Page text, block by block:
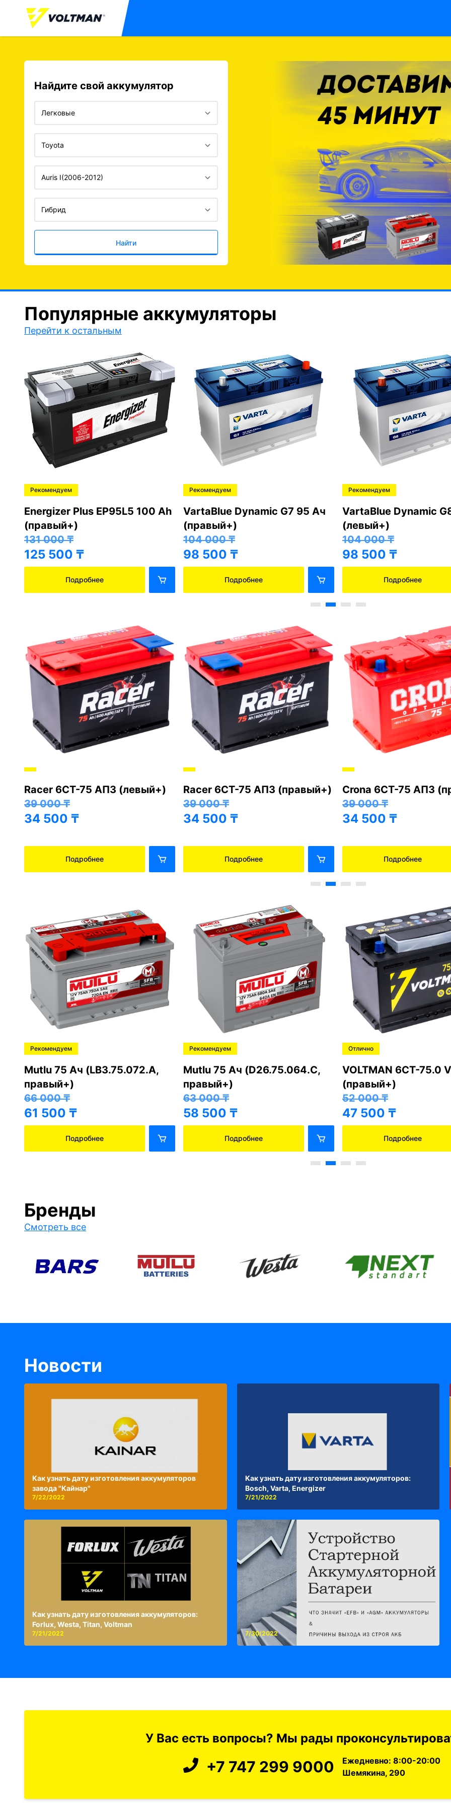
Найдите свой аккумулятор
Найти
Популярные аккумуляторы
Перейти к остальным
Рекомендуем
Energizer Plus EP95L5 100 Ah
(правый+)
131 000₸
125 500 ₸
Подробнее
Рекомендуем
VartaBlue Dynamic G7 95 Ач
(правый+)
104 000₸
98 500 ₸
Подробнее
Рекомендуем
VartaBlue Dynamic
(левый+)
104 000₸
98 500 ₸
Подробнее
Racer 6СТ-75 АПЗ (левый+)
39 000₸
34 500 ₸
Подробнее
Racer 6СТ-75 АПЗ (правый+)
39 000₸
34 500 ₸
Подробнее
Crona 6СТ-75 АПЗ
39 000₸
34 500 ₸
Подробнее
Рекомендуем
Mutlu 75 Ач (LB3.75.072.A,
правый+)
66 000₸
61 500 ₸
Подробнее
Рекомендуем
Mutlu 75 Ач (D26.75.064.C,
правый+)
63 000₸
58 500 ₸
Подробнее
Отлично
VOLTMAN 6CT-75.0
(правый+)
52 000₸
47 500 ₸
Подробнее
Бренды
Смотреть все
Новости
Как узнать дату изготовления аккумуляторов
завода "Кайнар"
7/22/2022
Как узнать дату изготовления аккумуляторов:
Bosch, Varta, Energizer
7/21/2022
Как узнать дату изготовления аккумуляторов:
Forlux, Westa, Titan, Voltman
7/21/2022 7/30/2022
У Вас есть вопросы? Мы рады
+7 747 299 9000
Ежедневно: 8:00-20:00
Шемякина, 290